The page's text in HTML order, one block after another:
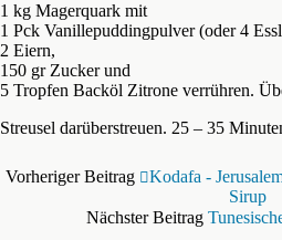
1 kg Magerquark mit
1 Pck Vanillepuddingpulver (oder 4
2 Eiern,
150 gr Zucker und
5 Tropfen Backöl Zitrone verrühren.
Streusel darüberstreuen. 25 – 35
Vorheriger Beitrag
Kodafa -
Sirup
Nächster Beitrag